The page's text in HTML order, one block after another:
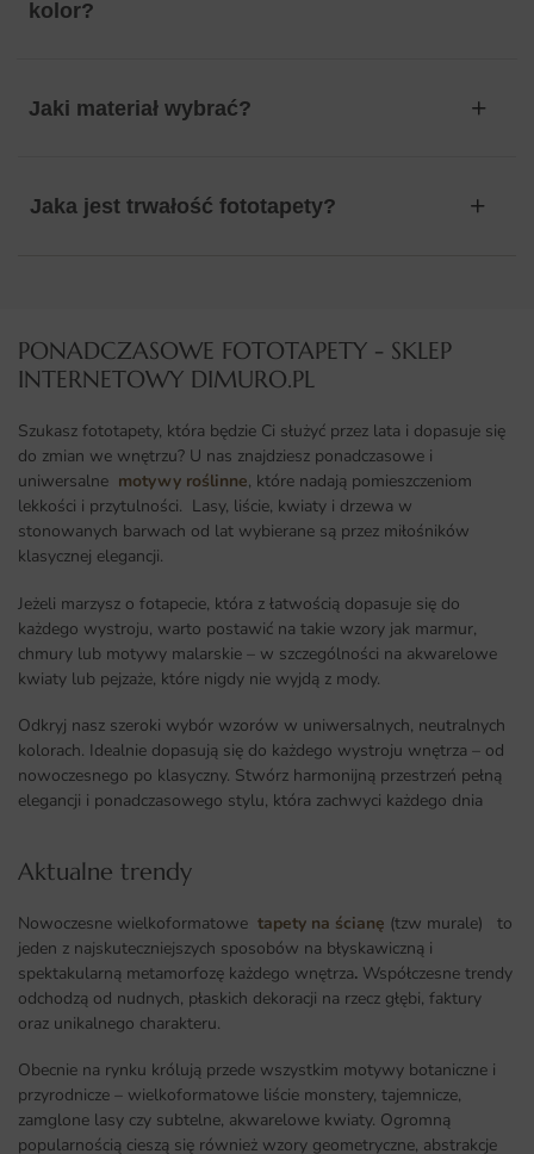
kolor?
Jaki materiał wybrać?
Jaka jest trwałość fototapety?
PONADCZASOWE FOTOTAPETY - SKLEP
INTERNETOWY DIMURO.PL​
Szukasz fototapety, która będzie Ci służyć przez lata i dopasuje się
do zmian we wnętrzu? U nas znajdziesz ponadczasowe i
uniwersalne motywy roślinne, które nadają pomieszczeniom
lekkości i przytulności. Lasy, liście, kwiaty i drzewa w
stonowanych barwach od lat wybierane są przez miłośników
klasycznej elegancji.
Jeżeli marzysz o fotapecie, która z łatwością dopasuje się do
każdego wystroju, warto postawić na takie wzory jak marmur,
chmury lub motywy malarskie – w szczególności na akwarelowe
kwiaty lub pejzaże, które nigdy nie wyjdą z mody.
Odkryj nasz szeroki wybór wzorów w uniwersalnych, neutralnych
kolorach. Idealnie dopasują się do każdego wystroju wnętrza – od
nowoczesnego po klasyczny. Stwórz harmonijną przestrzeń pełną
elegancji i ponadczasowego stylu, która zachwyci każdego dnia
Aktualne trendy​
Nowoczesne wielkoformatowe tapety na ścianę (tzw murale) to
jeden z najskuteczniejszych sposobów na błyskawiczną i
spektakularną metamorfozę każdego wnętrza. Współczesne trendy
odchodzą od nudnych, płaskich dekoracji na rzecz głębi, faktury
oraz unikalnego charakteru.
Obecnie na rynku królują przede wszystkim motywy botaniczne i
przyrodnicze – wielkoformatowe liście monstery, tajemnicze,
zamglone lasy czy subtelne, akwarelowe kwiaty. Ogromną
popularnością cieszą się również wzory geometryczne, abstrakcje